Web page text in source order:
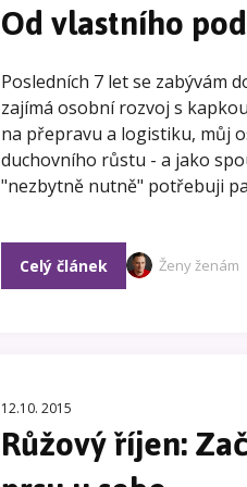
Od vlastního
Posledních 7 let se zabývám
zajímá osobní rozvoj s
na přepravu a logistiku, můj
duchovního růstu - a jako
"nezbytně nutně" potřebuji
Celý článek Ženy ženám
12.10. 2015
Růžový říjen: